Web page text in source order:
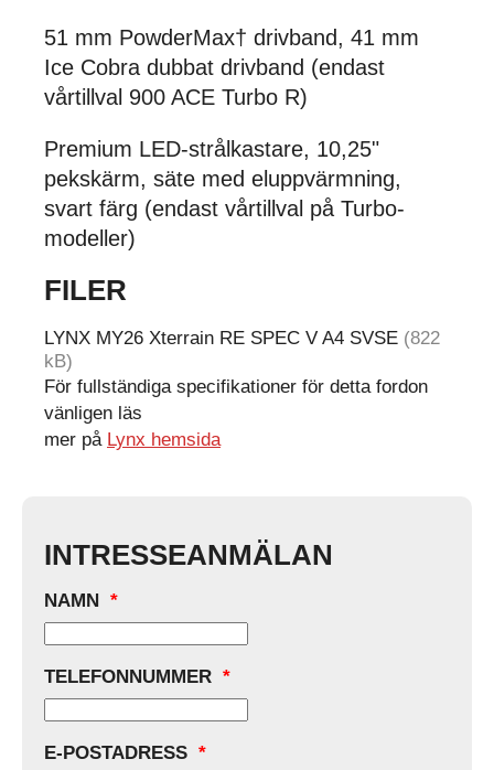
51 mm PowderMax† drivband, 41 mm
Ice Cobra dubbat drivband (endast
vårtillval 900 ACE Turbo R)
Premium LED-strålkastare, 10,25"
pekskärm, säte med eluppvärmning,
svart färg (endast vårtillval på Turbo-
modeller)
FILER
LYNX MY26 Xterrain RE SPEC V A4 SVSE (822
kB)
För fullständiga specifikationer för detta fordon
vänligen läs
mer på Lynx hemsida
INTRESSEANMÄLAN
NAMN *
TELEFONNUMMER *
E-POSTADRESS *